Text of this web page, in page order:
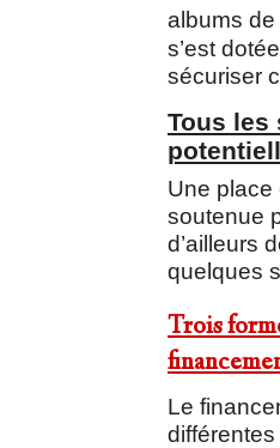
albums
s’est
sécuriser
Tous les
Une place
soutenue
d’ailleurs
quelques
Trois
Le
différentes